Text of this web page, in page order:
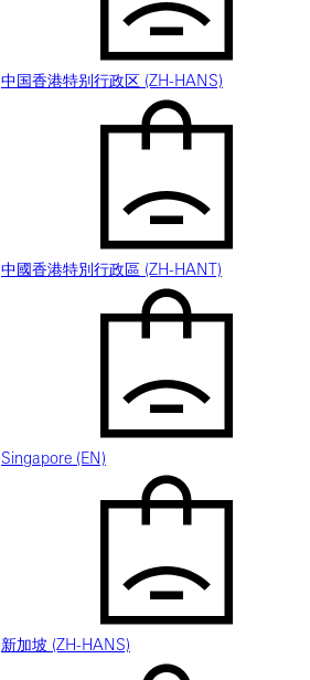
中国香港特别行政区 (ZH-HANS)
中國香港特別行政區 (ZH-HANT)
Singapore (EN)
新加坡 (ZH-HANS)